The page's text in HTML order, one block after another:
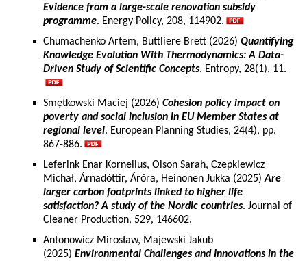
Evidence from a large-scale renovation subsidy
programme. Energy Policy, 208, 114902.
Chumachenko Artem, Buttliere Brett (2026) Quantifying
Knowledge Evolution With Thermodynamics: A Data-
Driven Study of Scientific Concepts. Entropy, 28(1), 11.
Smętkowski Maciej (2026) Cohesion policy impact on
poverty and social inclusion in EU Member States at
regional level. European Planning Studies, 24(4), pp.
867-886.
Leferink Enar Kornelius, Olson Sarah, Czepkiewicz
Michał, Árnadóttir, Áróra, Heinonen Jukka (2025)Are
larger carbon footprints linked to higher life
satisfaction? A study of the Nordic countries. Journal of
Cleaner Production, 529, 146602.
Antonowicz Mirosław, Majewski Jakub
(2025) Environmental Challenges and Innovations in the